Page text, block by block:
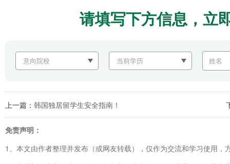
请填写下方信息，立
上一篇： 韩国独居留学生安全指南！
免责声明：
1、本文由作者整理并发布（或网友转载），仅作为交流和学习使用